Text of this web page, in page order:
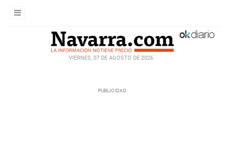
VIERNES, 07 DE AGOSTO DE 2026